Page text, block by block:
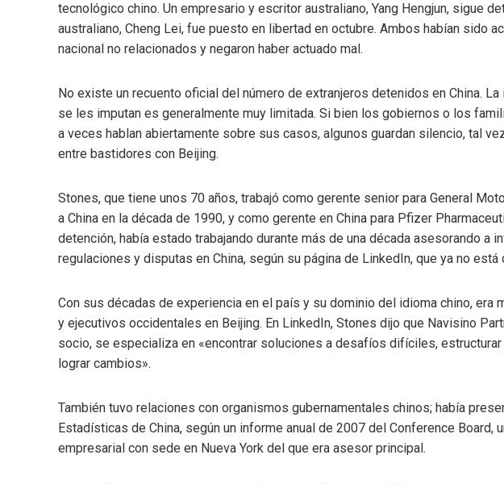
tecnológico chino. Un empresario y escritor australiano, Yang Hengjun, sigue
australiano, Cheng Lei, fue puesto en libertad en octubre. Ambos habían sido
nacional no relacionados y negaron haber actuado mal.
No existe un recuento oficial del número de extranjeros detenidos en China.
se les imputan es generalmente muy limitada. Si bien los gobiernos o los
a veces hablan abiertamente sobre sus casos, algunos guardan silencio, tal
entre bastidores con Beijing.
Stones, que tiene unos 70 años, trabajó como gerente senior para General
a China en la década de 1990, y como gerente en China para Pfizer
detención, había estado trabajando durante más de una década asesorando a
regulaciones y disputas en China, según su página de LinkedIn, que ya no está
Con sus décadas de experiencia en el país y su dominio del idioma chino, era
y ejecutivos occidentales en Beijing. En LinkedIn, Stones dijo que Navisino
socio, se especializa en «encontrar soluciones a desafíos difíciles,
lograr cambios».
También tuvo relaciones con organismos gubernamentales chinos; había
Estadísticas de China, según un informe anual de 2007 del Conference Board,
empresarial con sede en Nueva York del que era asesor principal.